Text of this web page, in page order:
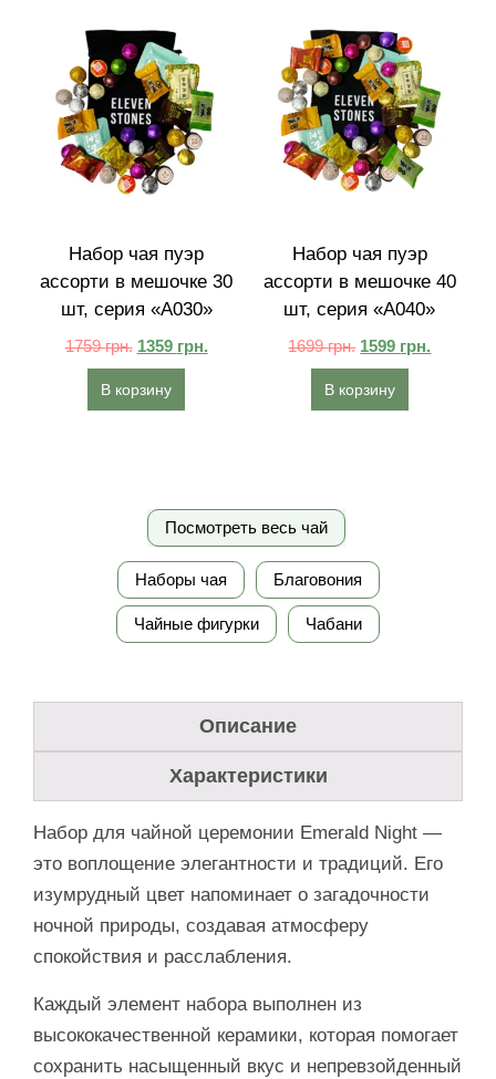
Набор чая пуэр
ассорти в мешочке 30
шт, серия «A030»
1759грн. 1359 грн.
В корзину
Набор чая пуэр
ассорти в мешочке 40
шт, серия «A040»
1699грн. 1599 грн.
В корзину
Посмотреть весь чай
Наборы чая Благовония
Чайные фигурки Чабани
Описание
Характеристики
Набор для чайной церемонии Emerald Night —
это воплощение элегантности и традиций. Его
изумрудный цвет напоминает о загадочности
ночной природы, создавая атмосферу
спокойствия и расслабления.
Каждый элемент набора выполнен из
высококачественной керамики, которая помогает
сохранить насыщенный вкус и непревзойденный